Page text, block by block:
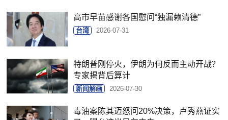
高市早苗感谢各国慰问“独漏赖清德”
台湾 2026-07-31
特朗普刚停火，伊朗为何反而主动开战？
专家揭背后算计
新闻解画 2026-07-30
毒油案陈其迈怒问20%决策，卢秀燕证实